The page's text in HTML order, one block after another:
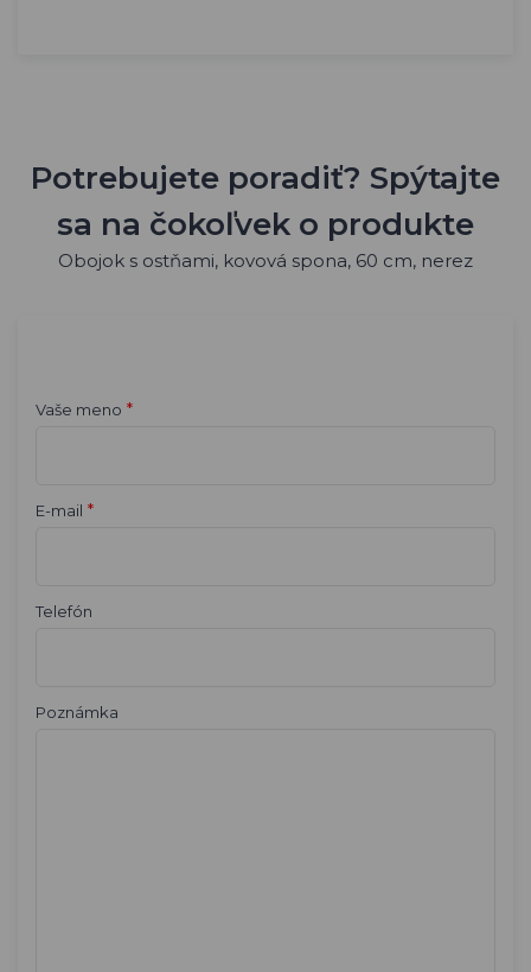
Potrebujete poradiť? Spýtajte
sa na čokoľvek o produkte
Obojok s ostňami, kovová spona, 60 cm, nerez
Vaše meno *
E-mail *
Telefón
Poznámka